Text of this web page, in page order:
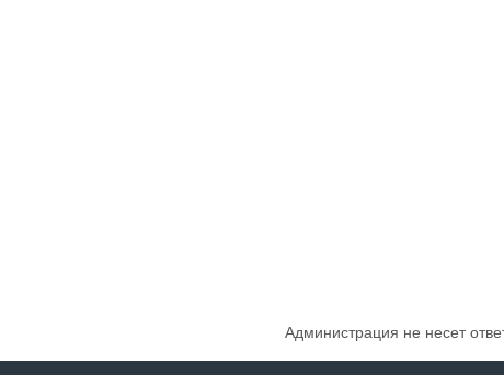
Администрация не несет